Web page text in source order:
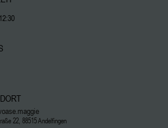
22, 88515 Andelfingen